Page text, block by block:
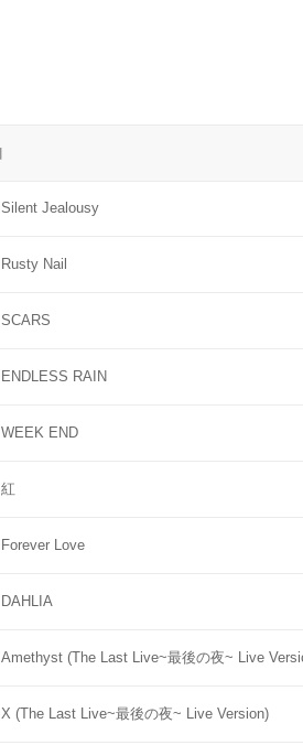
Silent Jealousy
Rusty Nail
SCARS
ENDLESS RAIN
WEEK END
紅
Forever Love
DAHLIA
Amethyst (The Last Live~最後の夜~ Live
X (The Last Live~最後の夜~ Live Version)